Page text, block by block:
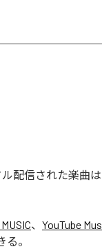
配信された楽曲は
、 YouTube
。